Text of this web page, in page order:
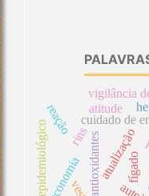
cuidado de
atualização
antioxidantes
rins
vigilância
economia fígado
perfil epidemiológico
reação atitude